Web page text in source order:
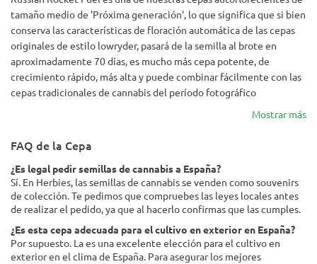
tamaño medio de 'Próxima generación', lo que significa que si bien
conserva las características de floración automática de las cepas
originales de estilo lowryder, pasará de la semilla al brote en
aproximadamente 70 días, es mucho más cepa potente, de
crecimiento rápido, más alta y puede combinar fácilmente con las
cepas tradicionales de cannabis del período fotográfico
Mostrar más
FAQ de la Cepa
¿Es legal pedir semillas de cannabis a España?
Sí. En Herbies, las semillas de cannabis se venden como souvenirs
de colección. Te pedimos que compruebes las leyes locales antes
de realizar el pedido, ya que al hacerlo confirmas que las cumples.
¿Es esta cepa adecuada para el cultivo en exterior en España?
Por supuesto. La es una excelente elección para el cultivo en
exterior en el clima de España. Para asegurar los mejores